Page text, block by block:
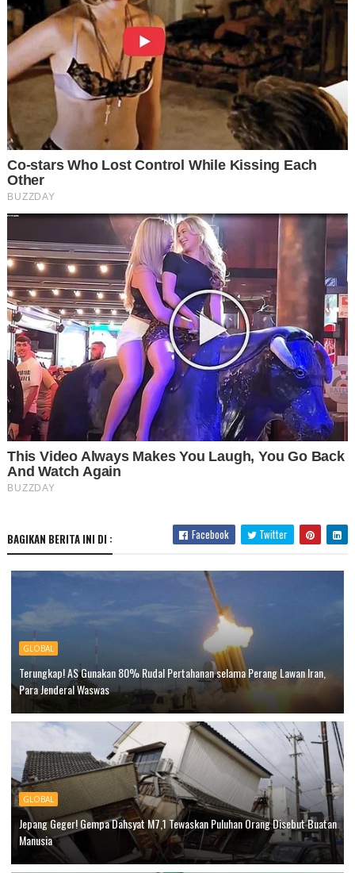
BAGIKAN BERITA INI DI : Facebook Twitter
GLOBAL
Terungkap! AS Gunakan 80% Rudal Pertahanan selama Perang Lawan Iran,
Para Jenderal Waswas
GLOBAL
Jepang Geger! Gempa Dahsyat M7,1 Tewaskan Puluhan Orang Disebut Buatan
Manusia